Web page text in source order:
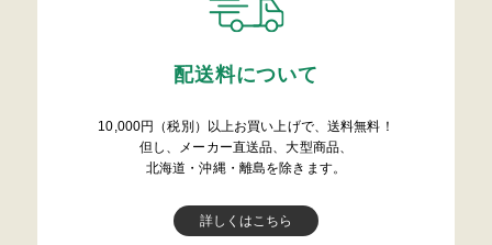
配送料について
10,000円（税別）以上お買い上げで、送料無料！
但し、メーカー直送品、大型商品、
北海道・沖縄・離島を除きます。
詳しくはこちら